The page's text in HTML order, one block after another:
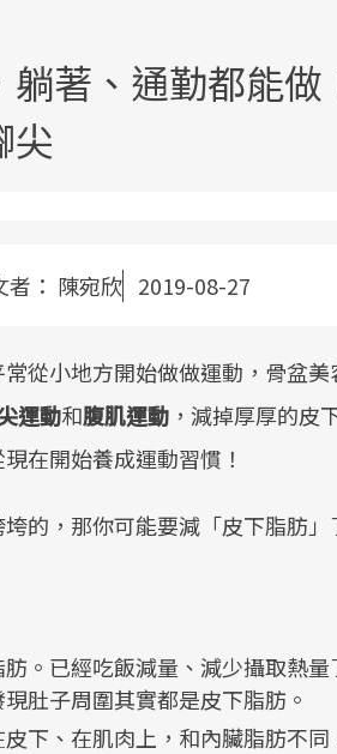
著、通勤都能做
尖
： 陳宛欣 2019-08-27
從小地方開始做做運動，骨盆
運動和腹肌運動 ，減掉厚厚的皮
在開始養成運動習慣！
的，那你可能要減「皮下脂肪」
。已經吃飯減量、減少攝取熱
肚子周圍其實都是皮下脂肪。
下、在肌肉上，和內臟脂肪不
政策
關注
全面
建立